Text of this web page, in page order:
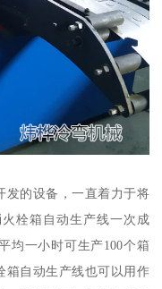
发的设备，一直着力于将
栓箱自动生产线一次成
均一小时可生产100个箱
箱自动生产线也可以用作